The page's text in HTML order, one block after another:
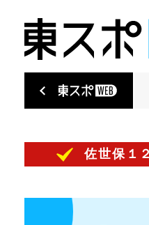
ト】佐世保１２R梅